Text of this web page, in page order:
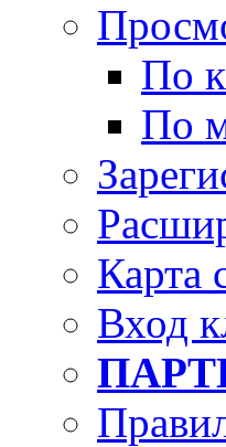
По
По
Карта
Вход